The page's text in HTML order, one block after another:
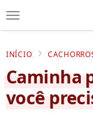
INÍCIO
Caminha
você